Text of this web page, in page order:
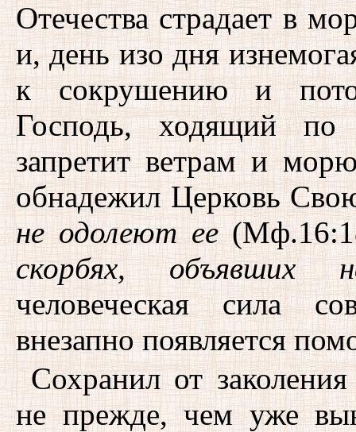
Отечества страдает в
и, день изо дня
к сокрушению и
Господь, ходящий
запретит ветрам и
обнадежил Церковь
не одолеют ее
скорбях, объявших
человеческая сила
внезапно появляется
Сохранил от
не прежде, чем уже